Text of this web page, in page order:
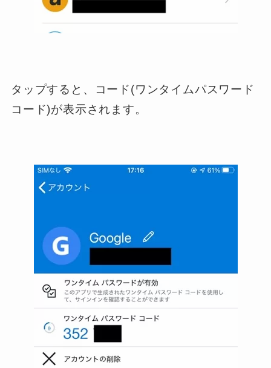
タップすると、コード(ワンタイムパスワード
コード)が表示されます。